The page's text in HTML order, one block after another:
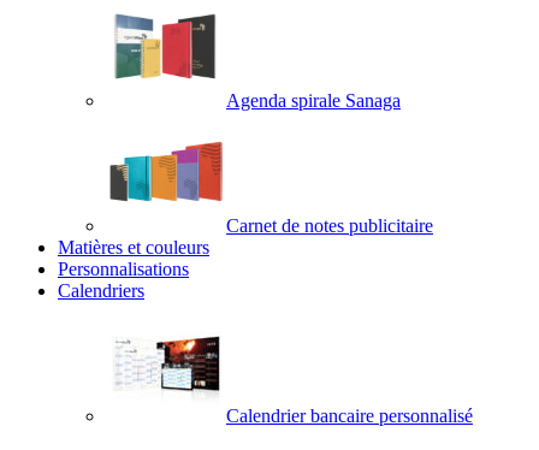
Agenda spirale Sanaga
Carnet de notes publicitaire
Matières et couleurs
Personnalisations
Calendriers
Calendrier bancaire personnalisé